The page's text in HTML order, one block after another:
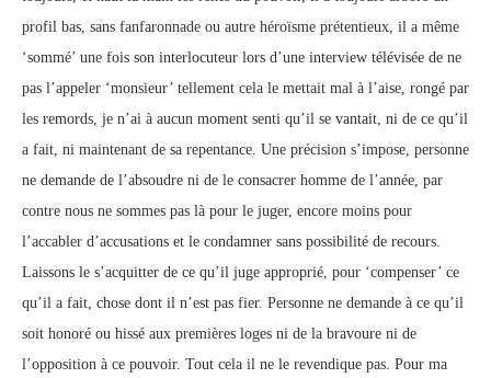
profil bas, sans fanfaronnade ou autre héroïsme prétentieux, il a même
‘sommé’ une fois son interlocuteur lors d’une interview télévisée de ne
pas l’appeler ‘monsieur’ tellement cela le mettait mal à l’aise, rongé par
les remords, je n’ai à aucun moment senti qu’il se vantait, ni de ce qu’il
a fait, ni maintenant de sa repentance. Une précision s’impose, personne
ne demande de l’absoudre ni de le consacrer homme de l’année, par
contre nous ne sommes pas là pour le juger, encore moins pour
l’accabler d’accusations et le condamner sans possibilité de recours.
Laissons le s’acquitter de ce qu’il juge approprié, pour ‘compenser’ ce
qu’il a fait, chose dont il n’est pas fier. Personne ne demande à ce qu’il
soit honoré ou hissé aux premières loges ni de la bravoure ni de
l’opposition à ce pouvoir. Tout cela il ne le revendique pas. Pour ma